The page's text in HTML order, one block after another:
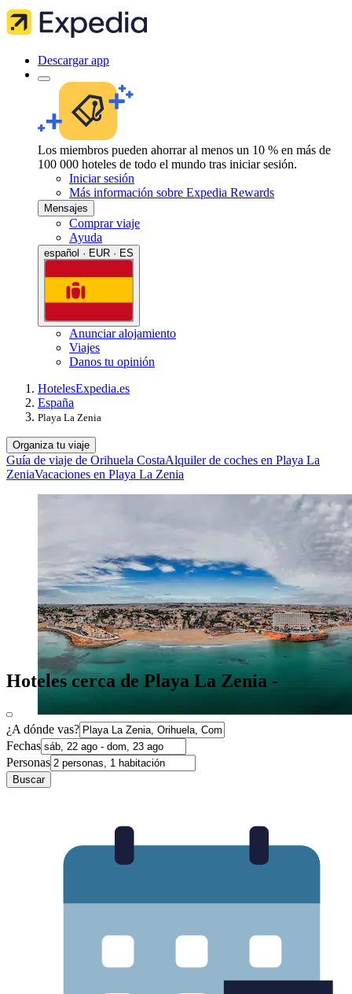
Descargar app
Los miembros pueden ahorrar al menos un 10 % en más de
100 000 hoteles de todo el mundo tras iniciar sesión.
Iniciar sesión
Más información sobre Expedia Rewards
Mensajes
Comprar viaje
Ayuda
español · EUR · ES
Anunciar alojamiento
Viajes
Danos tu opinión
HotelesExpedia.es
España
Playa La Zenia
Organiza tu viaje
Guía de viaje de Orihuela CostaAlquiler de coches en Playa La
ZeniaVacaciones en Playa La Zenia
Hoteles cerca de Playa La Zenia -
¿A dónde vas?
Fechas
Personas
Buscar